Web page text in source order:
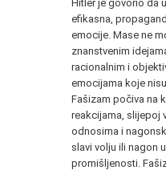
Hitler je govorio da
efikasna,
emocije. Mase ne
znanstvenim
racionalnim i
emocijama koje
Fašizam počiva na
reakcijama, slijepoj
odnosima i
slavi volju ili nagon
promišljenosti.